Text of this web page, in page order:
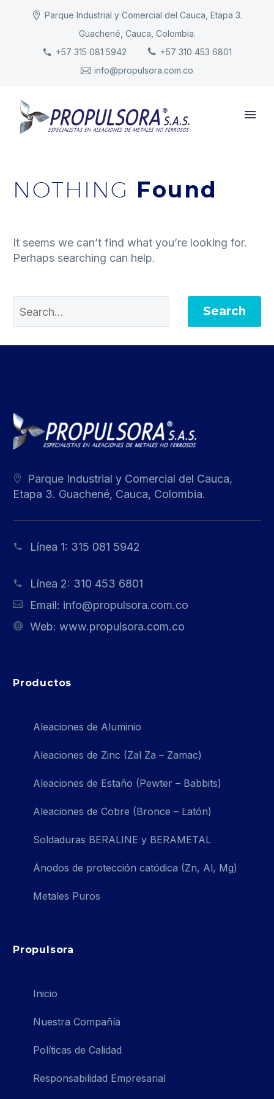
Parque Industrial y Comercial del Cauca, Etapa 3.
Guachené, Cauca, Colombia.
+57 315 081 5942
+57 310 453 6801
info@propulsora.com.co
INICIO
PRODUCTOS
NOTHING Found
It seems we can’t find what you’re looking for.
Perhaps searching can help.
Search
Parque Industrial y Comercial del Cauca,
Etapa 3. Guachené, Cauca, Colombia.
Línea 1: 315 081 5942
Línea 2: 310 453 6801
Email: info@propulsora.com.co
Web: www.propulsora.com.co
Productos
Aleaciones de Aluminio
Aleaciones de Zinc (Zal Za – Zamac)
Aleaciones de Estaño (Pewter – Babbits)
Aleaciones de Cobre (Bronce – Latón)
Soldaduras BERALINE y BERAMETAL
Ánodos de protección catódica (Zn, Al, Mg)
Metales Puros
Propulsora
Inicio
Nuestra Compañía
Políticas de Calidad
Responsabilidad Empresarial